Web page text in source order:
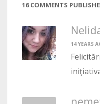
16 COMMENTS
14 YEARS